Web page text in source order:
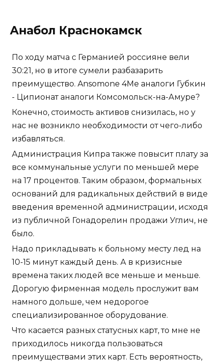
Анабол Краснокамск
По ходу матча с Германией россияне вели
30:21, но в итоге сумели разбазарить
преимущество. Ansomone 4Me аналоги Губкин
- Ципионат аналоги Комсомольск-на-Амуре?
Конечно, стоимость активов снизилась, но у
нас не возникло необходимости от чего-либо
избавляться.
Администрация Кипра также повысит плату за
все коммунальные услуги по меньшей мере
на 17 процентов. Таким образом, формальных
оснований для радикальных действий в виде
введения временной администрации, исходя
из публичной Гонадорелин продажи Углич, не
было.
Надо прикладывать к больному месту лед на
10-15 минут каждый день. А в кризисные
времена таких людей все меньше и меньше.
Дорогую фирменная модель прослужит вам
намного дольше, чем недорогое
специализированное оборудование.
Что касается разных статусных карт, то мне не
приходилось никогда пользоваться
преимуществами этих карт. Есть вероятность,